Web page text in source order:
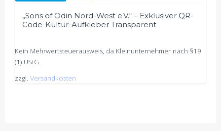
„Sons of Odin Nord-West e.V.“ – Exklusiver QR-
Code-Kultur-Aufkleber Transparent
Kein Mehrwertsteuerausweis, da Kleinunternehmer nach §19
(1) UStG.
zzgl. Versandkosten